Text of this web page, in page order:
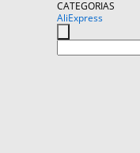
CATEGORIAS
AliExpress